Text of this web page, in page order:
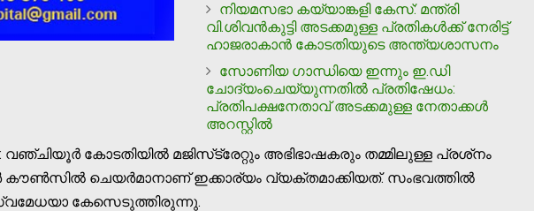
നിയമസഭാ കയ്യാങ്കളി കേസ്: മന്ത്രി
വി.ശിവന്‍കുട്ടി അടക്കമുള്ള പ്രതികള്‍ക്ക് നേരിട്ട്
ഹാജരാകാന്‍ കോടതിയുടെ അന്ത്യശാസനം
സോണിയ ഗാന്ധിയെ ഇന്നും ഇ.ഡി
ചോദ്യംചെയ്യുന്നതില്‍ പ്രതിഷേധം:
പ്രതിപക്ഷനേതാവ് അടക്കമുള്ള നേതാക്കള്‍
അറസ്റ്റില്‍
കോടതിയില്‍ മജിസ്‌ട്രേറ്റും അഭിഭാഷകരും തമ്മിലുള്ള പ്രശ്‌നം
കൗണ്‍സില്‍ ചെയര്‍മാനാണ് ഇക്കാര്യം വ്യക്തമാക്കിയത്. സംഭവത്തില്‍
കേസെടുത്തിരുന്നു.